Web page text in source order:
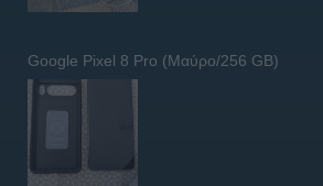
Google Pixel 8 Pro (Μαύρο/256 GB)